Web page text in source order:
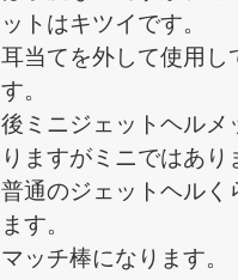
ットはキツイです。
耳当てを外して使用し
す。
後ミニジェットヘルメ
りますがミニではあり
普通のジェットヘルく
ます。
マッチ棒になります。